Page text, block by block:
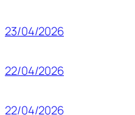
23/04/2026
22/04/2026
22/04/2026